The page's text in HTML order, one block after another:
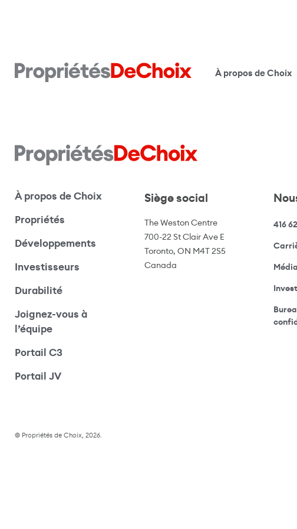
À propos de Choix
À propos de Choix
Propriétés
Développements
Investisseurs
Durabilité
Joignez-vous à
l’équipe
Portail C3
Portail JV(s’ouvre dans une nouvelle fenêtre)
Siège social
The Weston Centre
700-22 St Clair Ave E
Toronto, ON M4T 2S5
Canada
416
© Propriétés de Choix, 2026.